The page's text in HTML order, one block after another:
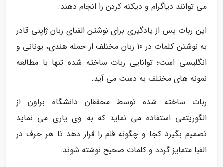
می توانند دیاگرام و دیکته کردن را انجام دهند.
این ربات پس از یادگیری برای نوشتن الفبای زبان ژاپنی قادر
به نوشتن کلمات در 10 زبان مختلف از جمله هندی، یونانی و
انگلیسی است؛ توانایی ربات ساخته شده تنها با مطالعه
نمونه های مختلف به دست می آید.
ربات ساخته شده توسط محققان دانشگاه براون از
الگوریتمی استفاده می نماید که به وی یاری می نماید
تصمیم بگیرد کجا و چگونه قلم را قرار دهد تا هر حرف در
الفبا متمایز گردد و کلمات صحیح نوشته شوند.